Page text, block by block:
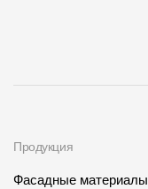
Продукция
Фасадные материалы